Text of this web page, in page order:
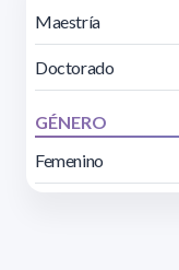
Maestría
Doctorado
GÉNERO
Femenino